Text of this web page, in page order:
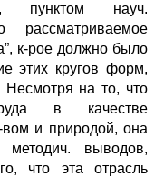
пунктом науч.
рассматриваемое
к-рое должно было
этих кругов форм,
Несмотря на то, что
в качестве
и природой, она
выводов,
что эта отрасль